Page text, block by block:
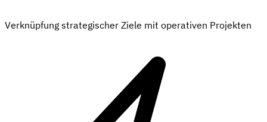
Verknüpfung strategischer Ziele mit operativen Projekten